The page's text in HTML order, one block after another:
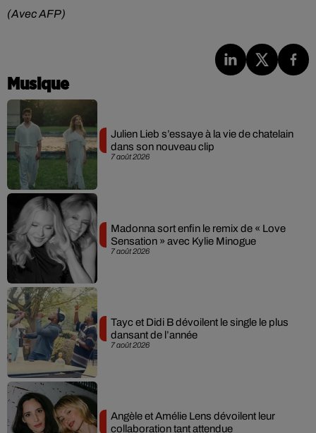
(Avec AFP)
Musique
7 août 2026
Julien Lieb s’essaye à la vie de chatelain
dans son nouveau clip
7 août 2026
Madonna sort enfin le remix de « Love
Sensation » avec Kylie Minogue
7 août 2026
Tayc et Didi B dévoilent le single le plus
dansant de l’année
Angèle et Amélie Lens dévoilent leur
collaboration tant attendue